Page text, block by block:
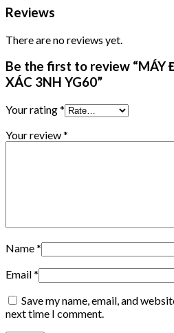
Reviews
There are no reviews yet.
Be the first to review “MÁY
XÁC 3NH YG60”
Your rating*
Your review*
Name*
Email*
Save my name, email, and
next time I comment.